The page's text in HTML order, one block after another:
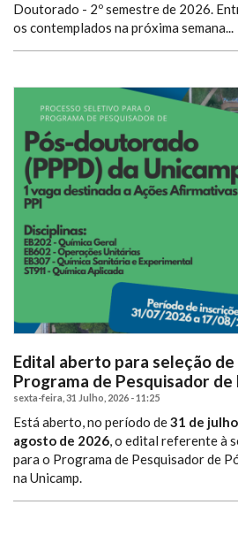
Doutorado - 2º semestre de 2026.
os contemplados na próxima semana...
Edital aberto para seleção
Programa de Pesquisador
sexta-feira, 31 Julho, 2026 - 11:25
Está aberto, no período de31 de
agosto de 2026, o edital referente à
para o Programa de Pesquisador de
na Unicamp.